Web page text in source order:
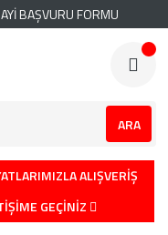
BAŞVURU FORMU
ARA
ALIŞVERİŞ
GEÇİNİZ